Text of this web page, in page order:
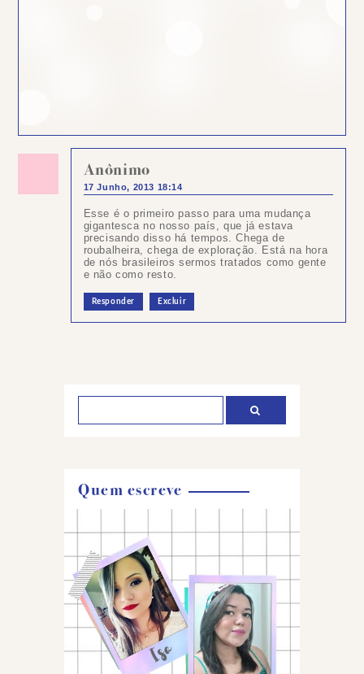
Anônimo
17 Junho, 2013 18:14
Esse é o primeiro passo para uma mudança
gigantesca no nosso país, que já estava
precisando disso há tempos. Chega de
roubalheira, chega de exploração. Está na hora
de nós brasileiros sermos tratados como gente
e não como resto.
Responder Excluir
Quem escreve